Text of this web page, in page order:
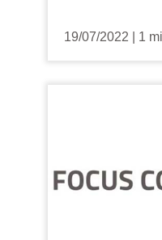
19/07/2022 1